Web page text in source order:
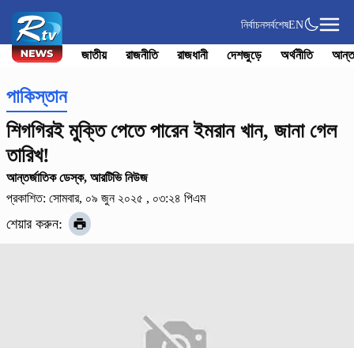
নির্বাচনসর্বশেষEN
জাতীয় রাজনীতি রাজধানী দেশজুড়ে অর্থনীতি
পাকিস্তান
শিগগিরই মুক্তি পেতে পারেন ইমরান খান, জানা গেল
তারিখ!
আন্তর্জাতিক ডেস্ক, আরটিভি নিউজ
প্রকাশিত: সোমবার, ০৯ জুন ২০২৫ , ০৩:২৪ পিএম
শেয়ার করুন: